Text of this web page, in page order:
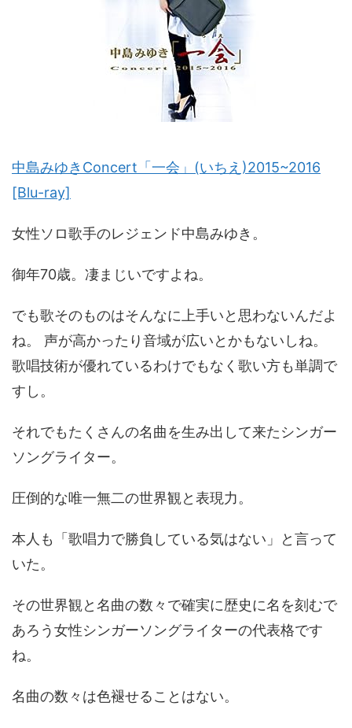
中島みゆきConcert「一会」(いちえ)2015~2016
[Blu-ray]
女性ソロ歌手のレジェンド中島みゆき。
御年70歳。凄まじいですよね。
でも歌そのものはそんなに上手いと思わないんだよ
ね。 声が高かったり音域が広いとかもないしね。
歌唱技術が優れているわけでもなく歌い方も単調で
すし。
それでもたくさんの名曲を生み出して来たシンガー
ソングライター。
圧倒的な唯一無二の世界観と表現力。
本人も「歌唱力で勝負している気はない」と言って
いた。
その世界観と名曲の数々で確実に歴史に名を刻むで
あろう女性シンガーソングライターの代表格です
ね。
名曲の数々は色褪せることはない。